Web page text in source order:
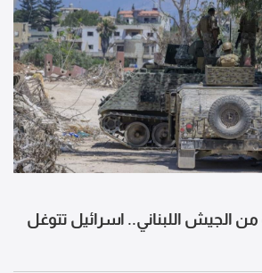
من الجيش اللبناني.. اسرائيل تتوغل